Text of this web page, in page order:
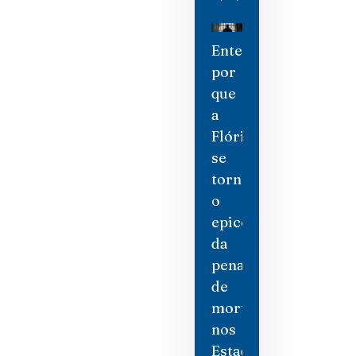
Entenda
por
que
a
Flórida
se
tornou
o
epicentro
da
pena
de
morte
nos
Estados